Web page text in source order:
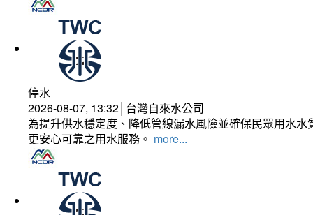
停水
2026-08-07, 13:32│台灣自來水公司
為提升供水穩定度、降低管線漏水風險並確保民眾用水
更安心可靠之用水服務。 more...